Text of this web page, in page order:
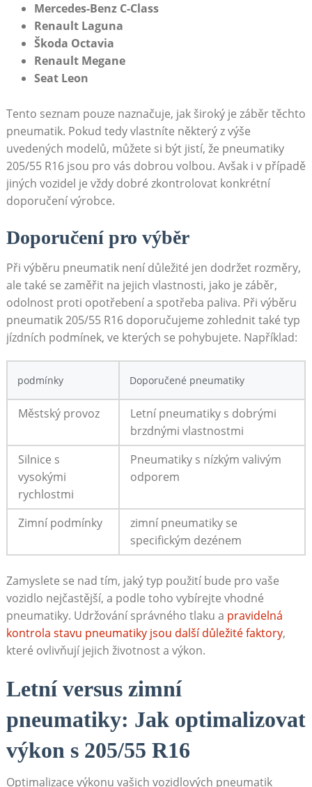
Mercedes-Benz‍ C-Class
Renault Laguna
Škoda Octavia
Renault Megane
Seat ‍Leon
Tento seznam pouze naznačuje, jak široký je záběr těchto
pneumatik. Pokud tedy vlastníte některý z výše
uvedených‍ modelů, můžete si být jistí, že pneumatiky
205/55 R16 jsou pro vás dobrou volbou. Avšak i v případě
jiných vozidel je vždy dobré⁢ zkontrolovat konkrétní
doporučení výrobce.
Doporučení pro výběr
Při výběru ⁤pneumatik není důležité jen dodržet rozměry,
ale také se zaměřit na jejich vlastnosti, jako je záběr,
odolnost proti opotřebení a spotřeba paliva. ⁢Při výběru⁣
pneumatik 205/55 R16 doporučujeme zohlednit také typ
jízdních podmínek, ve kterých se pohybujete. Například:
podmínky Doporučené pneumatiky
Městský provoz
Letní pneumatiky s dobrými
brzdnými vlastnostmi
Silnice s
vysokými
rychlostmi
Pneumatiky ⁢s nízkým valivým
odporem
Zimní podmínky
zimní ‍pneumatiky se
specifickým dezénem
Zamyslete se nad tím, jaký typ‌ použití​ bude pro vaše
vozidlo nejčastější, a podle toho vybírejte vhodné
pneumatiky. ‌Udržování správného tlaku a pravidelná
kontrola stavu pneumatiky jsou další důležité faktory,
které ovlivňují jejich životnost a výkon.
Letní versus zimní​
pneumatiky: Jak optimalizovat
výkon s 205/55 R16
Optimalizace výkonu vašich ⁣vozidlových pneumatik